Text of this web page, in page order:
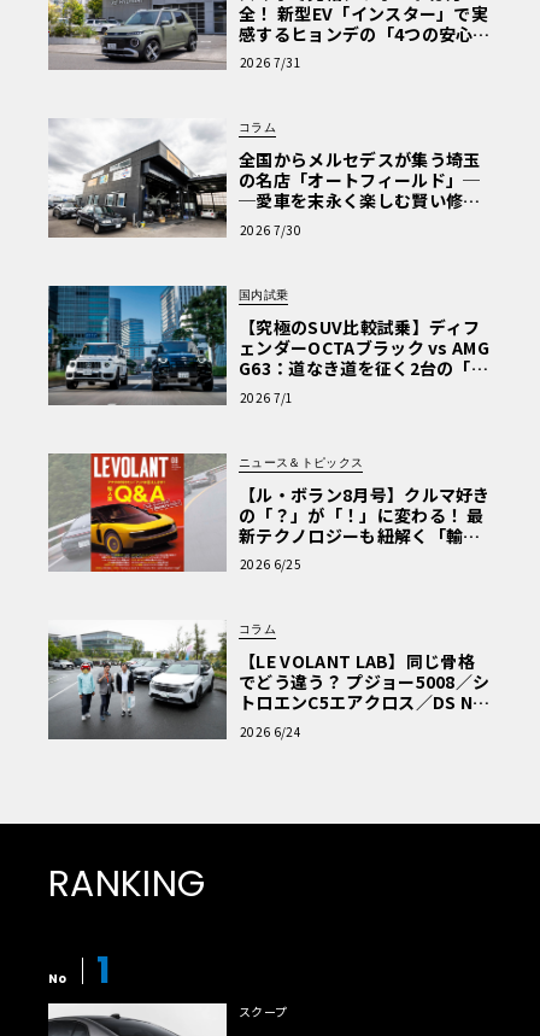
全！ 新型EV「インスター」で実
感するヒョンデの「4つの安心」
【第1回・ヒョンデ6つの疑問：
Why? Hyundai?】〈PR〉
2026 7/31
コラム
全国からメルセデスが集う埼玉
の名店「オートフィールド」─
─愛車を末永く楽しむ賢い修理
術と、プロがフックス製オイル
を選ぶ理由〈PR〉
2026 7/30
国内試乗
【究極のSUV比較試乗】ディフ
ェンダーOCTAブラック vs AMG
G63：道なき道を征く2台の「対
極的アプローチ」
2026 7/1
ニュース＆トピックス
【ル・ボラン8月号】クルマ好き
の「？」が「！」に変わる！ 最
新テクノロジーも紐解く「輸入
車Q&A」
2026 6/25
コラム
【LE VOLANT LAB】同じ骨格
でどう違う？ プジョー5008／シ
トロエンC5エアクロス／DS Nº4
読者一気乗りレポート
2026 6/24
RANKING
No 1
スクープ